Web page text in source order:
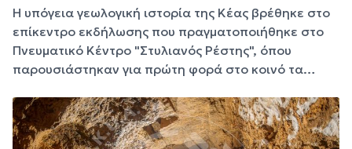
Η υπόγεια γεωλογική ιστορία της Κέας βρέθηκε στο
επίκεντρο εκδήλωσης που πραγματοποιήθηκε στο
Πνευματικό Κέντρο "Στυλιανός Ρέστης", όπου
παρουσιάστηκαν για πρώτη φορά στο κοινό τα…